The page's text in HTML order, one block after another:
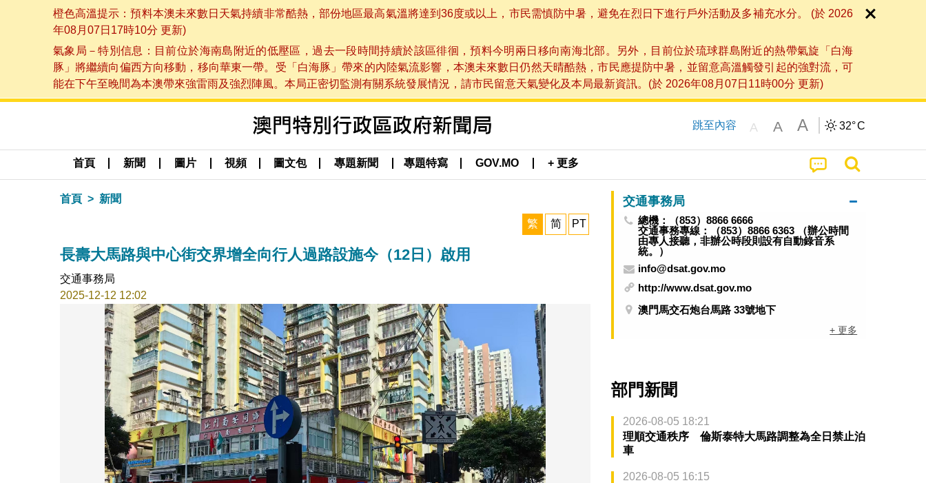
橙色高溫提示：預料本澳未來數日天氣持續非常酷熱，部份地區最高氣溫將達到36度或以上，市民需慎防中暑，避免在烈日下進行戶外活動及多補充水分。 (於 2026
年08月07日17時10分 更新)
氣象局－特別信息：目前位於海南島附近的低壓區，過去一段時間持續於該區徘徊，預料今明兩日移向南海北部。另外，目前位於琉球群島附近的熱帶氣旋「白海
豚」將繼續向偏西方向移動，移向華東一帶。受「白海豚」帶來的內陸氣流影響，本澳未來數日仍然天晴酷熱，市民應提防中暑，並留意高溫觸發引起的強對流，可
能在下午至晚間為本澳帶來強雷雨及強烈陣風。本局正密切監測有關系統發展情況，請市民留意天氣變化及本局最新資訊。(於 2026年08月07日11時00分 更新)
跳至內容 A A A 32°C
首頁 新聞 圖片 視頻 圖文包 專題新聞 專題特寫 GOV.MO + 更多
首頁 新聞
繁 简 PT
長壽大馬路與中心街交界增全向行人過路設施今（12日）啟用
交通事務局
2025-12-12 12:02
交通事務局
總機：（853）8866 6666
交通事務專線：（853）8866 6363 （辦公時間
由專人接聽，非辦公時段則設有自動錄音系
統。）
info@dsat.gov.mo
http://www.dsat.gov.mo
澳門馬交石炮台馬路 33號地下
+ 更多
部門新聞
2026-08-05 18:21
理順交通秩序 倫斯泰特大馬路調整為全日禁止泊
車
2026-08-05 16:15